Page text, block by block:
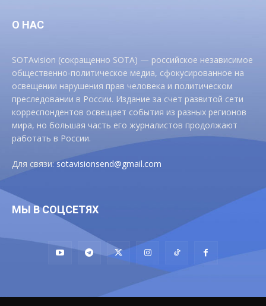
О НАС
SOTAvision (сокращенно SOTA) — российское независимое
общественно-политическое медиа, сфокусированное на
освещении нарушения прав человека и политическом
преследовании в России. Издание за счет развитой сети
корреспондентов освещает события из разных регионов
мира, но большая часть его журналистов продолжают
работать в России.
Для связи:sotavisionsend@gmail.com
МЫ В СОЦСЕТЯХ